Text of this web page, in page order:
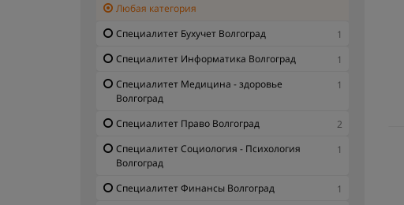
Любая категория
Специалитет Бухучет Волгоград
1
Специалитет Информатика Волгоград
1
Специалитет Медицина - здоровье
Волгоград
1
Специалитет Право Волгоград
2
Специалитет Социология - Психология
Волгоград
1
Специалитет Финансы Волгоград
1